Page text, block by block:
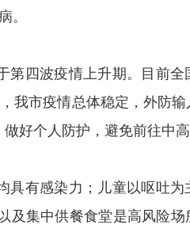
。
第四波疫情上升期。目前
我市疫情总体稳定，外防
好个人防护，避免前往中高
具有感染力；儿童以呕吐为
及集中供餐食堂是高风险场